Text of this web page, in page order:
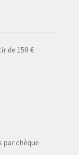
de 150 €
chèque